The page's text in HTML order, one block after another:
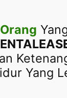
Yang